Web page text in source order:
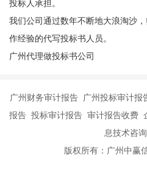
投标人承担。
我们公司通过数年不断地大浪淘沙
作经验的代写投标书人员。
广州代理做投标书公司
广州财务审计报告 广州投标审计
报告 投标审计报告 审计报告收费
息技术咨
版权所有：广州中赢